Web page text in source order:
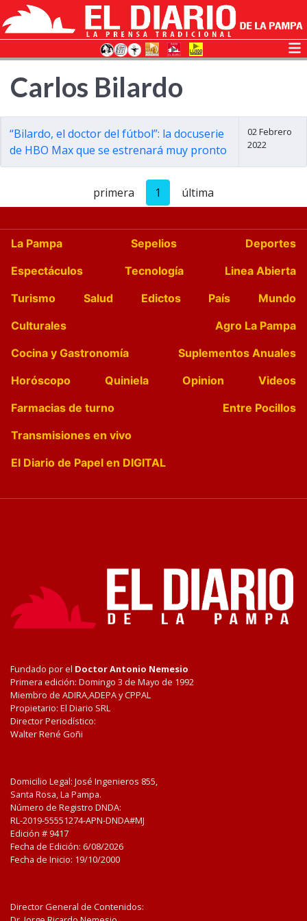
Carlos Bilardo
“Bilardo, el doctor del fútbol”: la docuserie
de HBO Max que se estrenará muy pronto
02 Febrero
2022
primera 1 última
La Pampa Sepelios
Deportes
Espectáculos
Tecnología
Linea Abierta
Turismo
Salud Edictos País
Mundo
Culturales
Agro La Pampa
Cocina y Gastronomía
Suplementos Anuales
Horóscopo
Quiniela Opinion
Videos
Farmacias de turno
Entre Pocillos
Transmisiones en vivo
El Diario de Papel en DIGITAL
Fundado por el Doctor Antonio Nemesio
Primera edición: Domingo 3 de Mayo de 1992
Miembro de ADIRA,ADEPA y CPPAL
Propietario: El Diario SRL
Director Periodístico:
Walter René Goñi
Domicilio Legal: José Ingenieros 855,
Santa Rosa, La Pampa.
Número de Registro DNDA:
RL-2019-55551274-APN-DNDA#MJ
Edición # 9417
Fecha de Edición: 6/08/2026
Fecha de Inicio: 19/10/2000
Director General de Contenidos: